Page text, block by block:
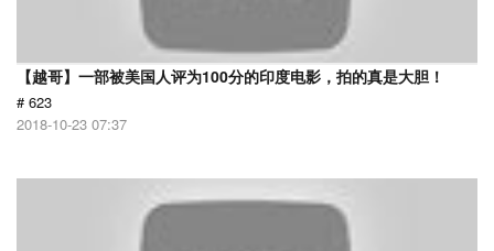
【越哥】一部被美国人评为100分的印度电影，拍的真是大胆！
# 623
2018-10-23 07:37